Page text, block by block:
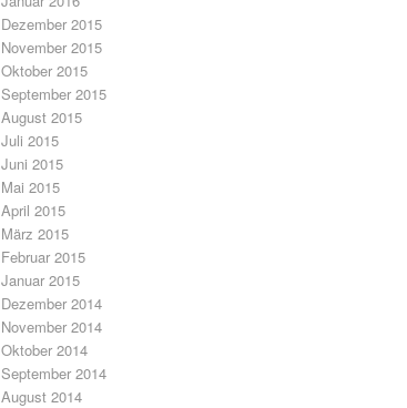
Dezember 2015
November 2015
Oktober 2015
September 2015
August 2015
Juli 2015
Juni 2015
Mai 2015
April 2015
März 2015
Februar 2015
Januar 2015
Dezember 2014
November 2014
Oktober 2014
September 2014
August 2014